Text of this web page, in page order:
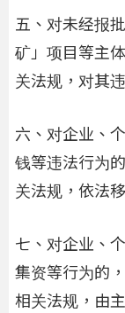
五、对未经报
矿」项目等主
关法规，对其
六、对企业、
钱等违法行为
关法规，依法
七、对企业、
集资等行为的
相关法规，由